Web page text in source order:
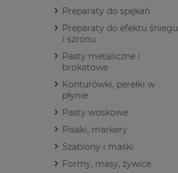
Preparaty do spękań
Preparaty do efektu śniegu
i szronu
Pasty metaliczne i
brokatowe
Konturówki, perełki w
płynie
Pasty woskowe
Pisaki, markery
Szablony i maski
Formy, masy, żywice